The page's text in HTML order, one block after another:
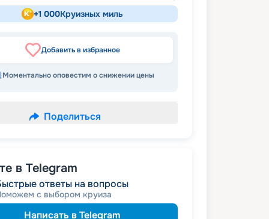
+1 000Круизных миль
Добавить в избранное
Моментально оповестим о снижении цены
Поделиться
в Telegram
ответы на вопросы
с выбором круиза
Написать в Telegram